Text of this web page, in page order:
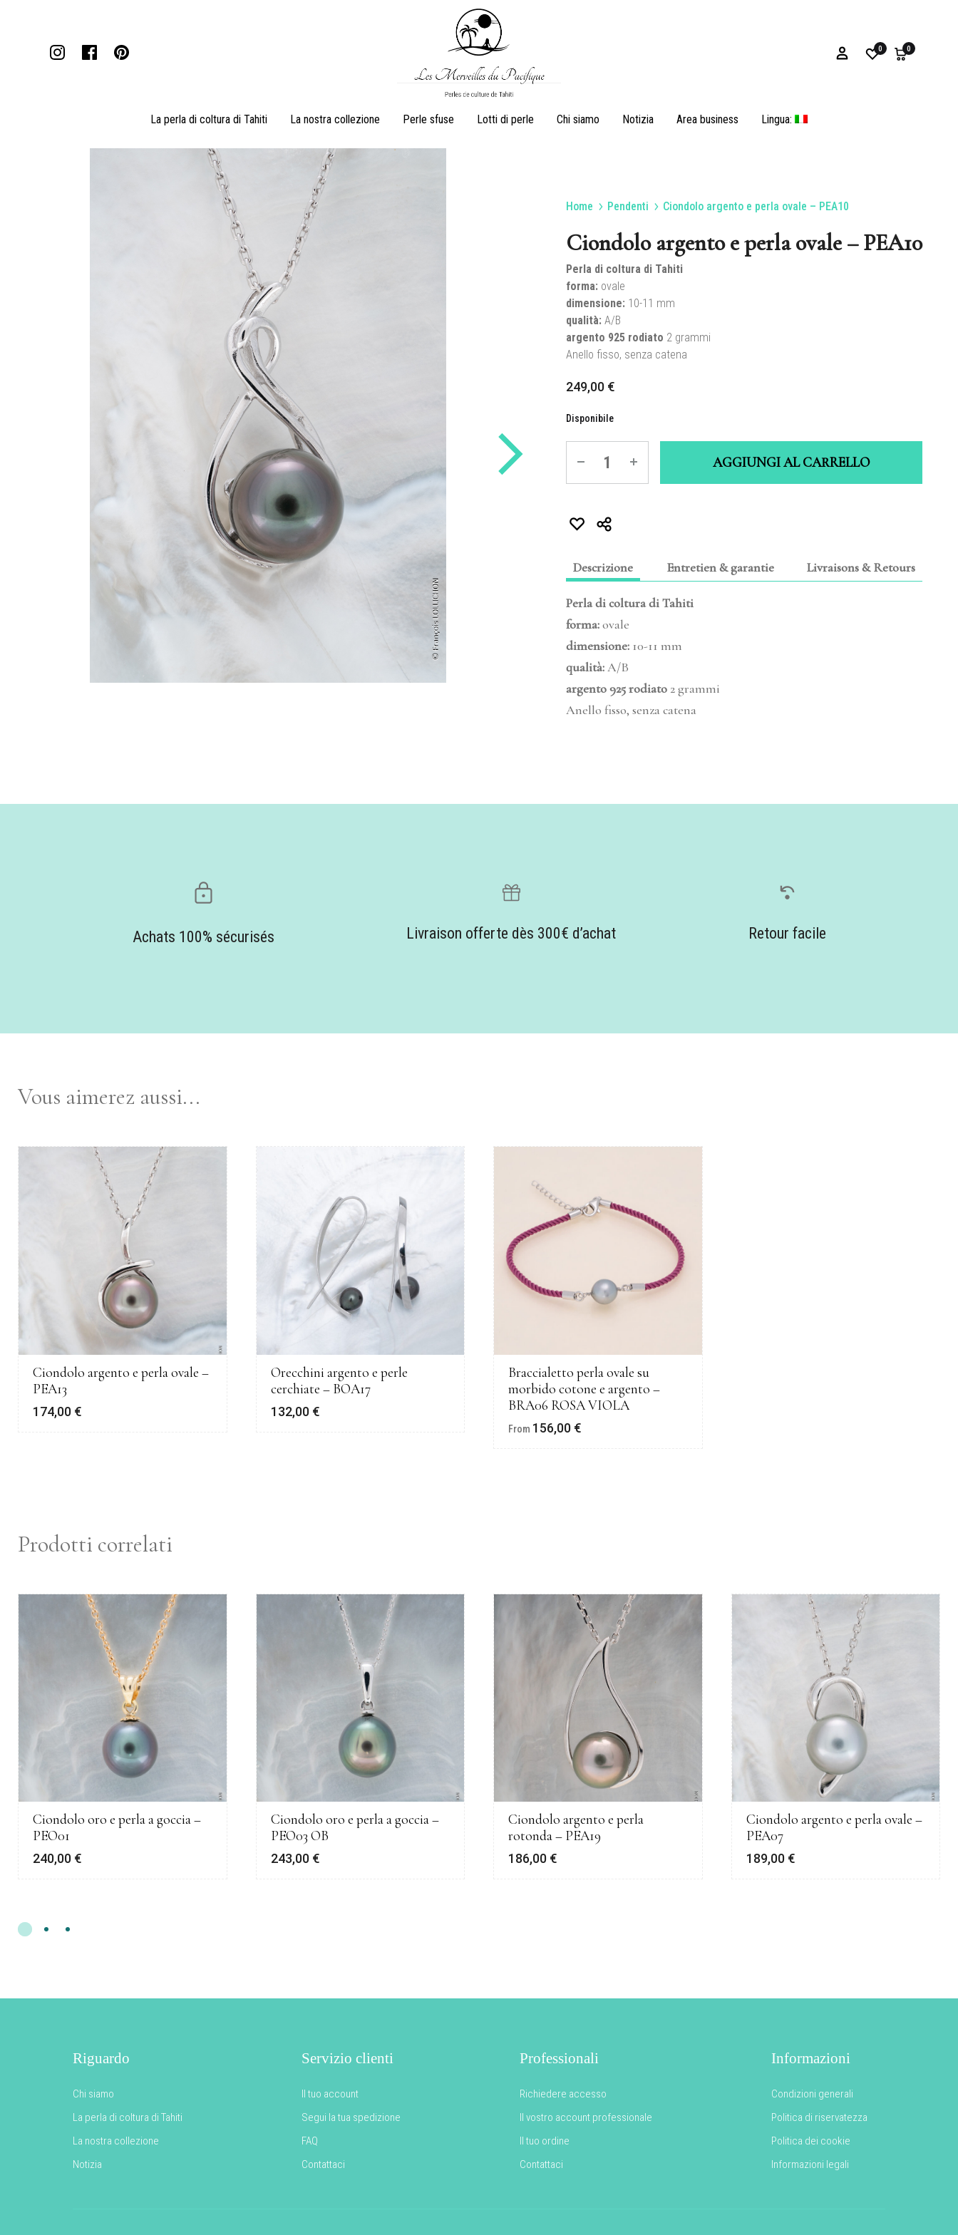
Merveilles
de
0 0
La perla di coltura di Tahiti La nostra collezione
Anelli Bracciali
Collane di perle
Perle sfuse Lotti di perle Chi siamo Notizia Area business Lingua:
Home Pendenti Ciondolo argento e perla ovale – PEA10
Ciondolo argento e perla ovale – PEA10
Perla di coltura di Tahiti
forma: ovale
dimensione: 10-11 mm
qualità: A/B
argento 925 rodiato 2 grammi
Anello fisso, senza catena
249,00 €
Disponibile
AGGIUNGI AL CARRELLO
Descrizione Entretien & garantie Livraisons & Retours
Perla di coltura di Tahiti
forma:ovale
dimensione: 10-11 mm
qualità:A/B
argento 925 rodiato 2 grammi
Anello fisso, senza catena
Achats 100% sécurisés Livraison offerte dès 300€ d’achat Retour facile
Vous aimerez aussi...
Ciondolo argento e perla ovale –
PEA13
174,00 €
Orecchini argento e perle
cerchiate – BOA17
132,00 €
Braccialetto perla ovale su
morbido cotone e argento –
BRA06 ROSA VIOLA
From 156,00 €
Prodotti correlati
Ciondolo oro e perla a goccia –
PEO01
240,00 €
Ciondolo oro e perla a goccia –
PEO03 OB
243,00 €
Ciondolo argento e perla
rotonda – PEA19
186,00 €
Ciondolo argento e perla ovale –
PEA07
189,00 €
Riguardo
Chi siamo
La perla di coltura di Tahiti
La nostra collezione
Notizia
Servizio clienti
Il tuo account
Segui la tua spedizione
FAQ
Contattaci
Professionali
Richiedere accesso
Il vostro account professionale
Il tuo ordine
Contattaci
Informazioni
Condizioni generali
Politica di riservatezza
Politica dei cookie
Informazioni legali